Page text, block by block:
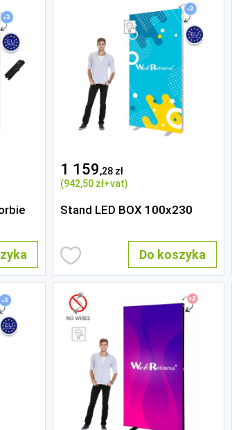
1 159,28 zł
(942,50 zł+vat)
Stand LED BOX 100x230
Do koszyka